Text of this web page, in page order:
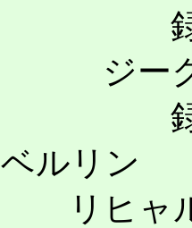
録音
ジーク
録音
ベルリン
リヒャル